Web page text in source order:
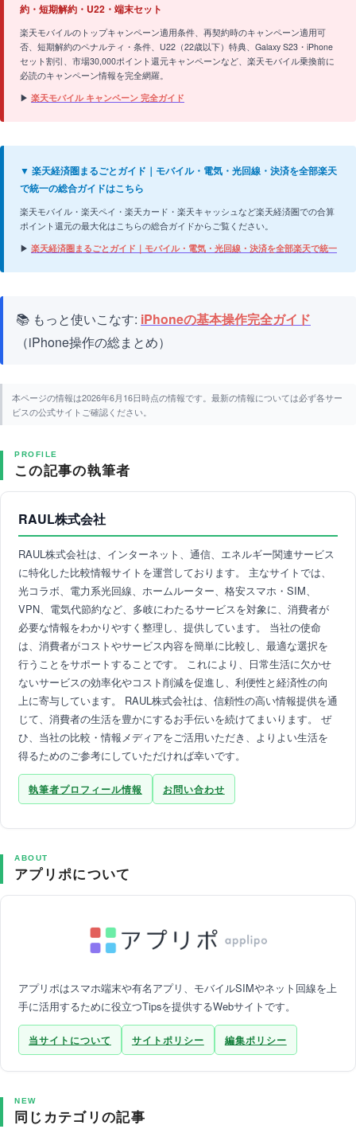
約・短期解約・U22・端末セット
楽天モバイルのトップキャンペーン適用条件、再契約時のキャンペーン適用可
否、短期解約のペナルティ・条件、U22（22歳以下）特典、Galaxy S23・iPhone
セット割引、市場30,000ポイント還元キャンペーンなど、楽天モバイル乗換前に
必読のキャンペーン情報を完全網羅。
▶ 楽天モバイル キャンペーン 完全ガイド
▼ 楽天経済圏まるごとガイド｜モバイル・電気・光回線・決済を全部楽天
で統一の総合ガイドはこちら
楽天モバイル・楽天ペイ・楽天カード・楽天キャッシュなど楽天経済圏での合算
ポイント還元の最大化はこちらの総合ガイドからご覧ください。
▶ 楽天経済圏まるごとガイド｜モバイル・電気・光回線・決済を全部楽天で統一
📚 もっと使いこなす: iPhoneの基本操作完全ガイド
（iPhone操作の総まとめ）
本ページの情報は2026年6月16日時点の情報です。最新の情報については必ず各サー
ビスの公式サイトご確認ください。
PROFILE
この記事の執筆者
RAUL株式会社
RAUL株式会社は、インターネット、通信、エネルギー関連サービス
に特化した比較情報サイトを運営しております。 主なサイトでは、
光コラボ、電力系光回線、ホームルーター、格安スマホ・SIM、
VPN、電気代節約など、多岐にわたるサービスを対象に、消費者が
必要な情報をわかりやすく整理し、提供しています。 当社の使命
は、消費者がコストやサービス内容を簡単に比較し、最適な選択を
行うことをサポートすることです。 これにより、日常生活に欠かせ
ないサービスの効率化やコスト削減を促進し、利便性と経済性の向
上に寄与しています。 RAUL株式会社は、信頼性の高い情報提供を通
じて、消費者の生活を豊かにするお手伝いを続けてまいります。 ぜ
ひ、当社の比較・情報メディアをご活用いただき、よりよい生活を
得るためのご参考にしていただければ幸いです。
執筆者プロフィール情報 お問い合わせ
ABOUT
アプリポについて
アプリポはスマホ端末や有名アプリ、モバイルSIMやネット回線を上
手に活用するために役立つTipsを提供するWebサイトです。
当サイトについて サイトポリシー 編集ポリシー
NEW
同じカテゴリの記事